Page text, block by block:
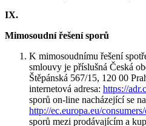
IX.
Mimosoudní řešení sporů
K mimosoudnímu řešení
smlouvy je příslušná Česká
Štěpánská 567/15, 120 00
internetová adresa: https://
sporů on-line nacházející se
http://ec.europa.eu/
sporů mezi prodávajícím a